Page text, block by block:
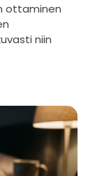
ottaminen
niin